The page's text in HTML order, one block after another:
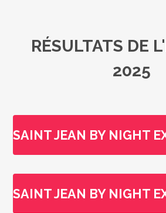
RÉSULTATS DE
2025
SAINT JEAN BY NIGHT
SAINT JEAN BY NIGHT